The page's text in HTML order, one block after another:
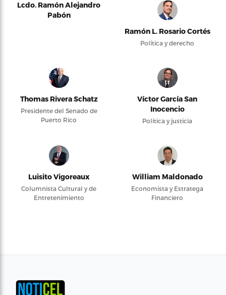
Lcdo. Ramón Alejandro
Pabón
Ramón L. Rosario Cortés
Política y derecho
Thomas Rivera Schatz
Presidente del Senado de
Puerto Rico
Víctor García San
Inocencio
Política y justicia
Luisito Vigoreaux
Columnista Cultural y de
Entretenimiento
William Maldonado
Economista y Estratega
Financiero